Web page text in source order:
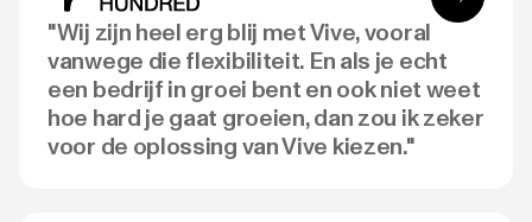
"Wij zijn heel erg blij met Vive, vooral
vanwege die flexibiliteit. En als je echt
een bedrijf in groei bent en ook niet weet
hoe hard je gaat groeien, dan zou ik zeker
voor de oplossing van Vive kiezen."